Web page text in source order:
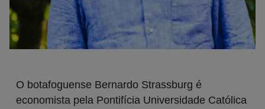
O botafoguense Bernardo Strassburg é
economista pela Pontifícia Universidade Católica